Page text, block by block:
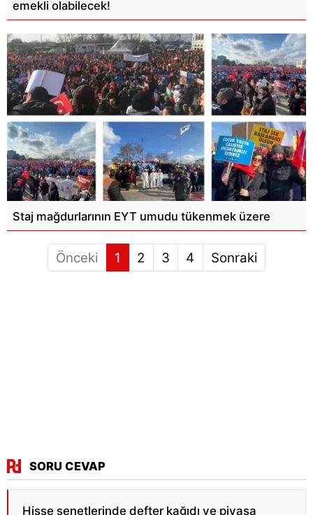
emekli olabilecek!
Staj mağdurlarının EYT umudu tükenmek üzere
Önceki 1 2 3 4 Sonraki
SORU CEVAP
Hisse senetlerinde defter kağıdı ve piyasa